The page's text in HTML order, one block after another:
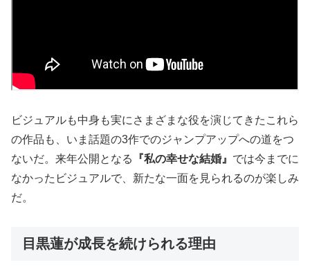
ビジュアルも中身も実にさまざまな役を演じてきたこれら
の作品も、いま話題の3作でのジャンプアップへの道をつ
ないだ。来年公開となる
『私の幸せな結婚』 では今までに
なかったビジュアルで、新たな一面を見られるのが楽しみ
だ。
目黒蓮が成長を続けられる理由